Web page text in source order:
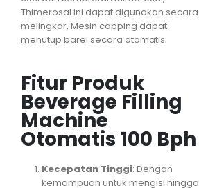
Thimerosal ini dapat digunakan secara
melingkar, Mesin capping dapat
menutup barel secara otomatis.
Fitur Produk
Beverage Filling
Machine
Otomatis 100 Bph
Kecepatan Tinggi: Dengan
kemampuan untuk mengisi hingga